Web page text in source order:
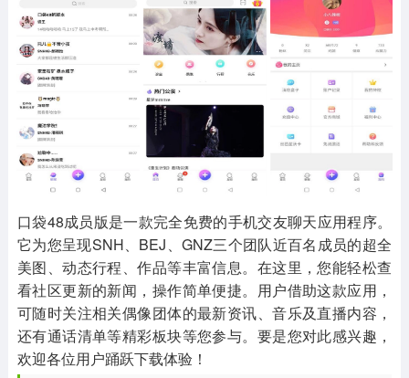
其他
1654款应用
游戏助手
515款应用
MOD游戏
口袋48成员版是一款完全免费的手机交友聊天应用程序。
它为您呈现SNH、BEJ、GNZ三个团队近百名成员的超全
美图、动态行程、作品等丰富信息。在这里，您能轻松查
看社区更新的新闻，操作简单便捷。用户借助这款应用，
可随时关注相关偶像团体的最新资讯、音乐及直播内容，
还有通话清单等精彩板块等您参与。要是您对此感兴趣，
欢迎各位用户踊跃下载体验！